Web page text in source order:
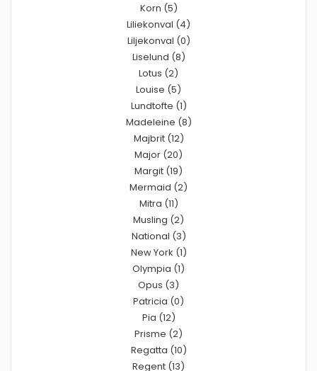
Korn (5)
Liliekonval (4)
Liljekonval (0)
Liselund (8)
Lotus (2)
Louise (5)
Lundtofte (1)
Madeleine (8)
Majbrit (12)
Major (20)
Margit (19)
Mermaid (2)
Mitra (11)
Musling (2)
National (3)
New York (1)
Olympia (1)
Opus (3)
Patricia (0)
Pia (12)
Prisme (2)
Regatta (10)
Regent (13)